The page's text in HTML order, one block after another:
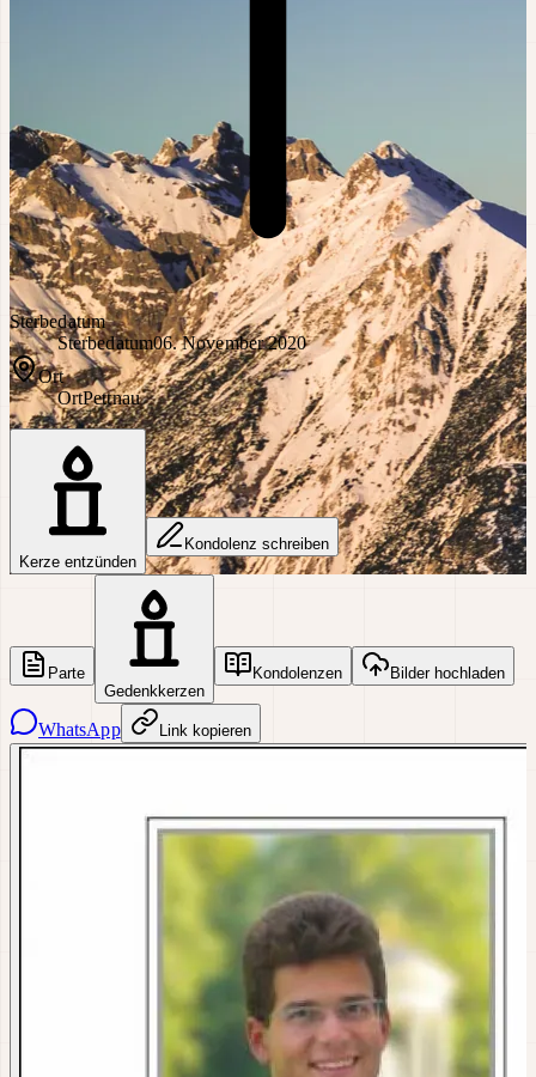
Sterbedatum
Sterbedatum06. November 2020
Ort
OrtPettnau
Kerze entzünden
Kondolenz schreiben
Parte
Gedenkkerzen
Kondolenzen Bilder hochladen
WhatsApp Link kopieren